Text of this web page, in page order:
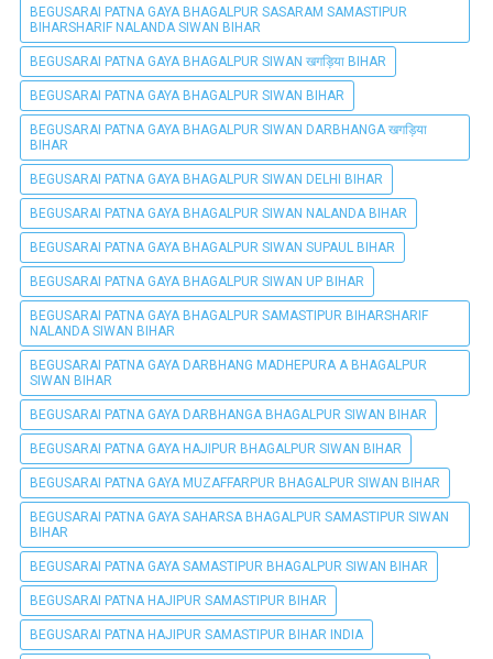
BEGUSARAI PATNA GAYA BHAGALPUR SASARAM SAMASTIPUR
BIHARSHARIF NALANDA SIWAN BIHAR
BEGUSARAI PATNA GAYA BHAGALPUR SIWAN खगड़िया BIHAR
BEGUSARAI PATNA GAYA BHAGALPUR SIWAN BIHAR
BEGUSARAI PATNA GAYA BHAGALPUR SIWAN DARBHANGA खगड़िया
BIHAR
BEGUSARAI PATNA GAYA BHAGALPUR SIWAN DELHI BIHAR
BEGUSARAI PATNA GAYA BHAGALPUR SIWAN NALANDA BIHAR
BEGUSARAI PATNA GAYA BHAGALPUR SIWAN SUPAUL BIHAR
BEGUSARAI PATNA GAYA BHAGALPUR SIWAN UP BIHAR
BEGUSARAI PATNA GAYA BHAGALPUR SAMASTIPUR BIHARSHARIF
NALANDA SIWAN BIHAR
BEGUSARAI PATNA GAYA DARBHANG MADHEPURA A BHAGALPUR
SIWAN BIHAR
BEGUSARAI PATNA GAYA DARBHANGA BHAGALPUR SIWAN BIHAR
BEGUSARAI PATNA GAYA HAJIPUR BHAGALPUR SIWAN BIHAR
BEGUSARAI PATNA GAYA MUZAFFARPUR BHAGALPUR SIWAN BIHAR
BEGUSARAI PATNA GAYA SAHARSA BHAGALPUR SAMASTIPUR SIWAN
BIHAR
BEGUSARAI PATNA GAYA SAMASTIPUR BHAGALPUR SIWAN BIHAR
BEGUSARAI PATNA HAJIPUR SAMASTIPUR BIHAR
BEGUSARAI PATNA HAJIPUR SAMASTIPUR BIHAR INDIA